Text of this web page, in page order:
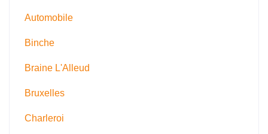
Automobile
Binche
Braine L'Alleud
Bruxelles
Charleroi